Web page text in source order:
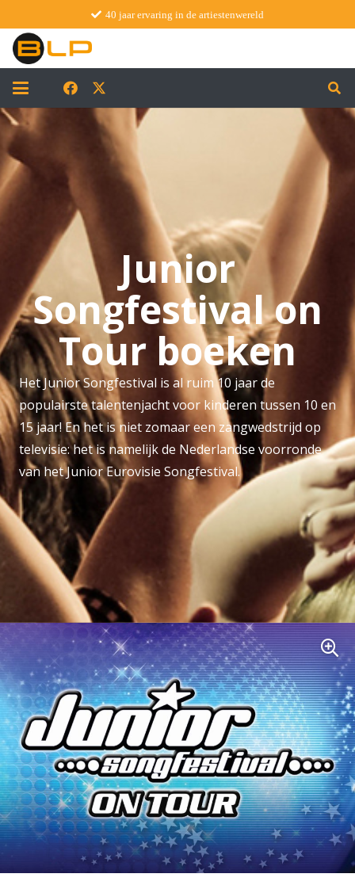
40 jaar ervaring in de artiestenwereld
Junior
Songfestival on
Tour boeken
Het Junior Songfestival is al ruim 10 jaar de
populairste talentenjacht voor kinderen tussen 10 en
15 jaar! En het is niet zomaar een zangwedstrijd op
televisie: het is namelijk de Nederlandse voorronde
van het Junior Eurovisie Songfestival.